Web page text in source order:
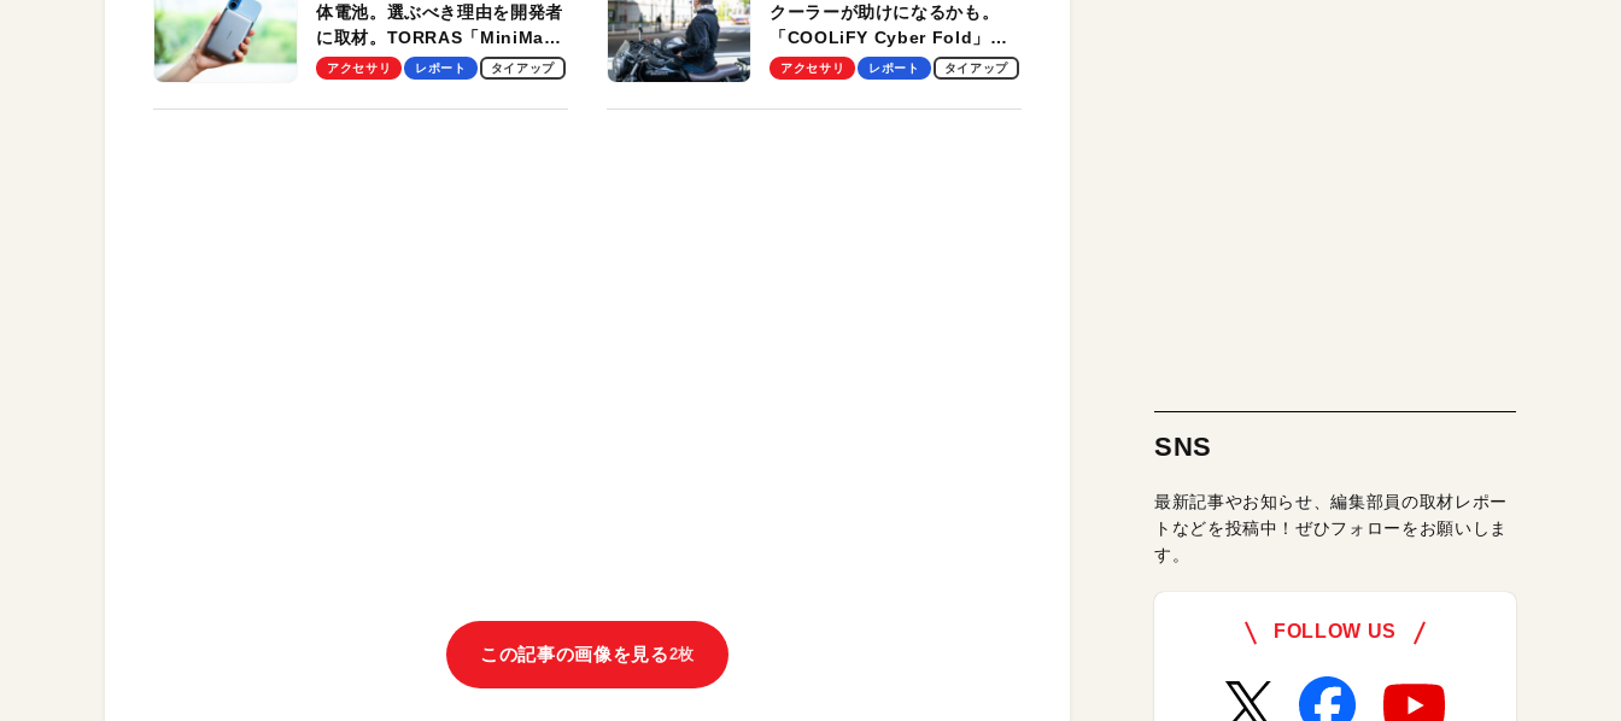
体電池。選ぶべき理由を開発者
に取材。TORRAS「MiniMag
Pro」の実機レビューも
アクセサリ レポート タイアップ
クーラーが助けになるかも。
「COOLiFY Cyber Fold」レ
ビュー。冷却の速さ、密着する
性がグッド！
アクセサリ レポート タイアップ
この記事の画像を見る2枚
SNS
最新記事やお知らせ、編集部員の取材レポー
トなどを投稿中！ぜひフォローをお願いしま
す。
FOLLOW US